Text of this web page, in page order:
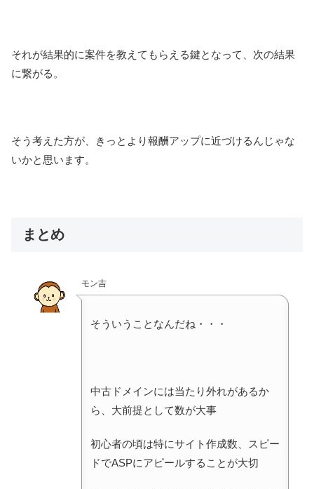
それが結果的に案件を教えてもらえる鍵となって、次の結果
に繋がる。
そう考えた方が、きっとより報酬アップに近づけるんじゃな
いかと思います。
まとめ
モン吉
そういうことなんだね・・・
中古ドメインには当たり外れがあるか
ら、大前提として数が大事
初心者の頃は特にサイト作成数、スピー
ドでASPにアピールすることが大切